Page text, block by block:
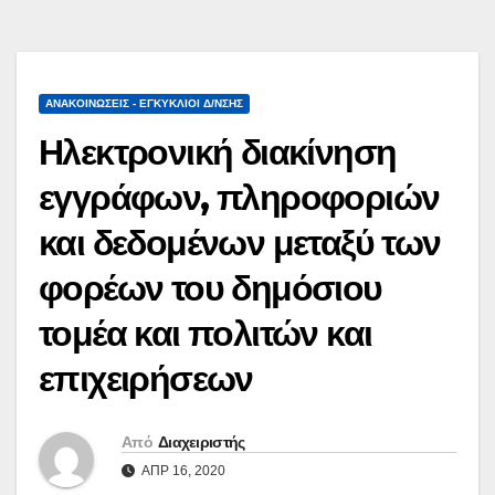
ΑΝΑΚΟΙΝΏΣΕΙΣ - ΕΓΚΎΚΛΙΟΙ Δ/ΝΣΗΣ
Ηλεκτρονική διακίνηση
εγγράφων, πληροφοριών
και δεδομένων μεταξύ των
φορέων του δημόσιου
τομέα και πολιτών και
επιχειρήσεων
Από Διαχειριστής
ΑΠΡ 16, 2020